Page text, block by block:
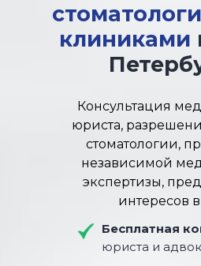
клиниками
Бесплатная
юриста и
Консультация
юриста,
стоматологии,
независимой
экспертизы,
интересов